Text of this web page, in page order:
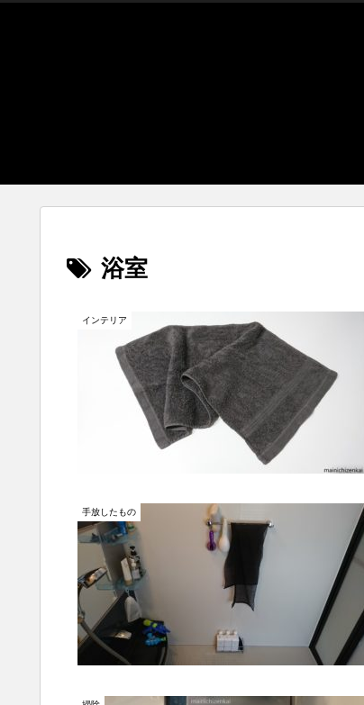
浴室
インテリア
手放したもの